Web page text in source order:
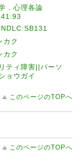
．心理各論
カク
カク
ティ障害||パーソ
ョウガイ
このページのTOPへ
このページのTOPへ